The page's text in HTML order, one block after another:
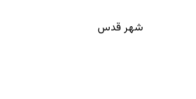
شهر قدس